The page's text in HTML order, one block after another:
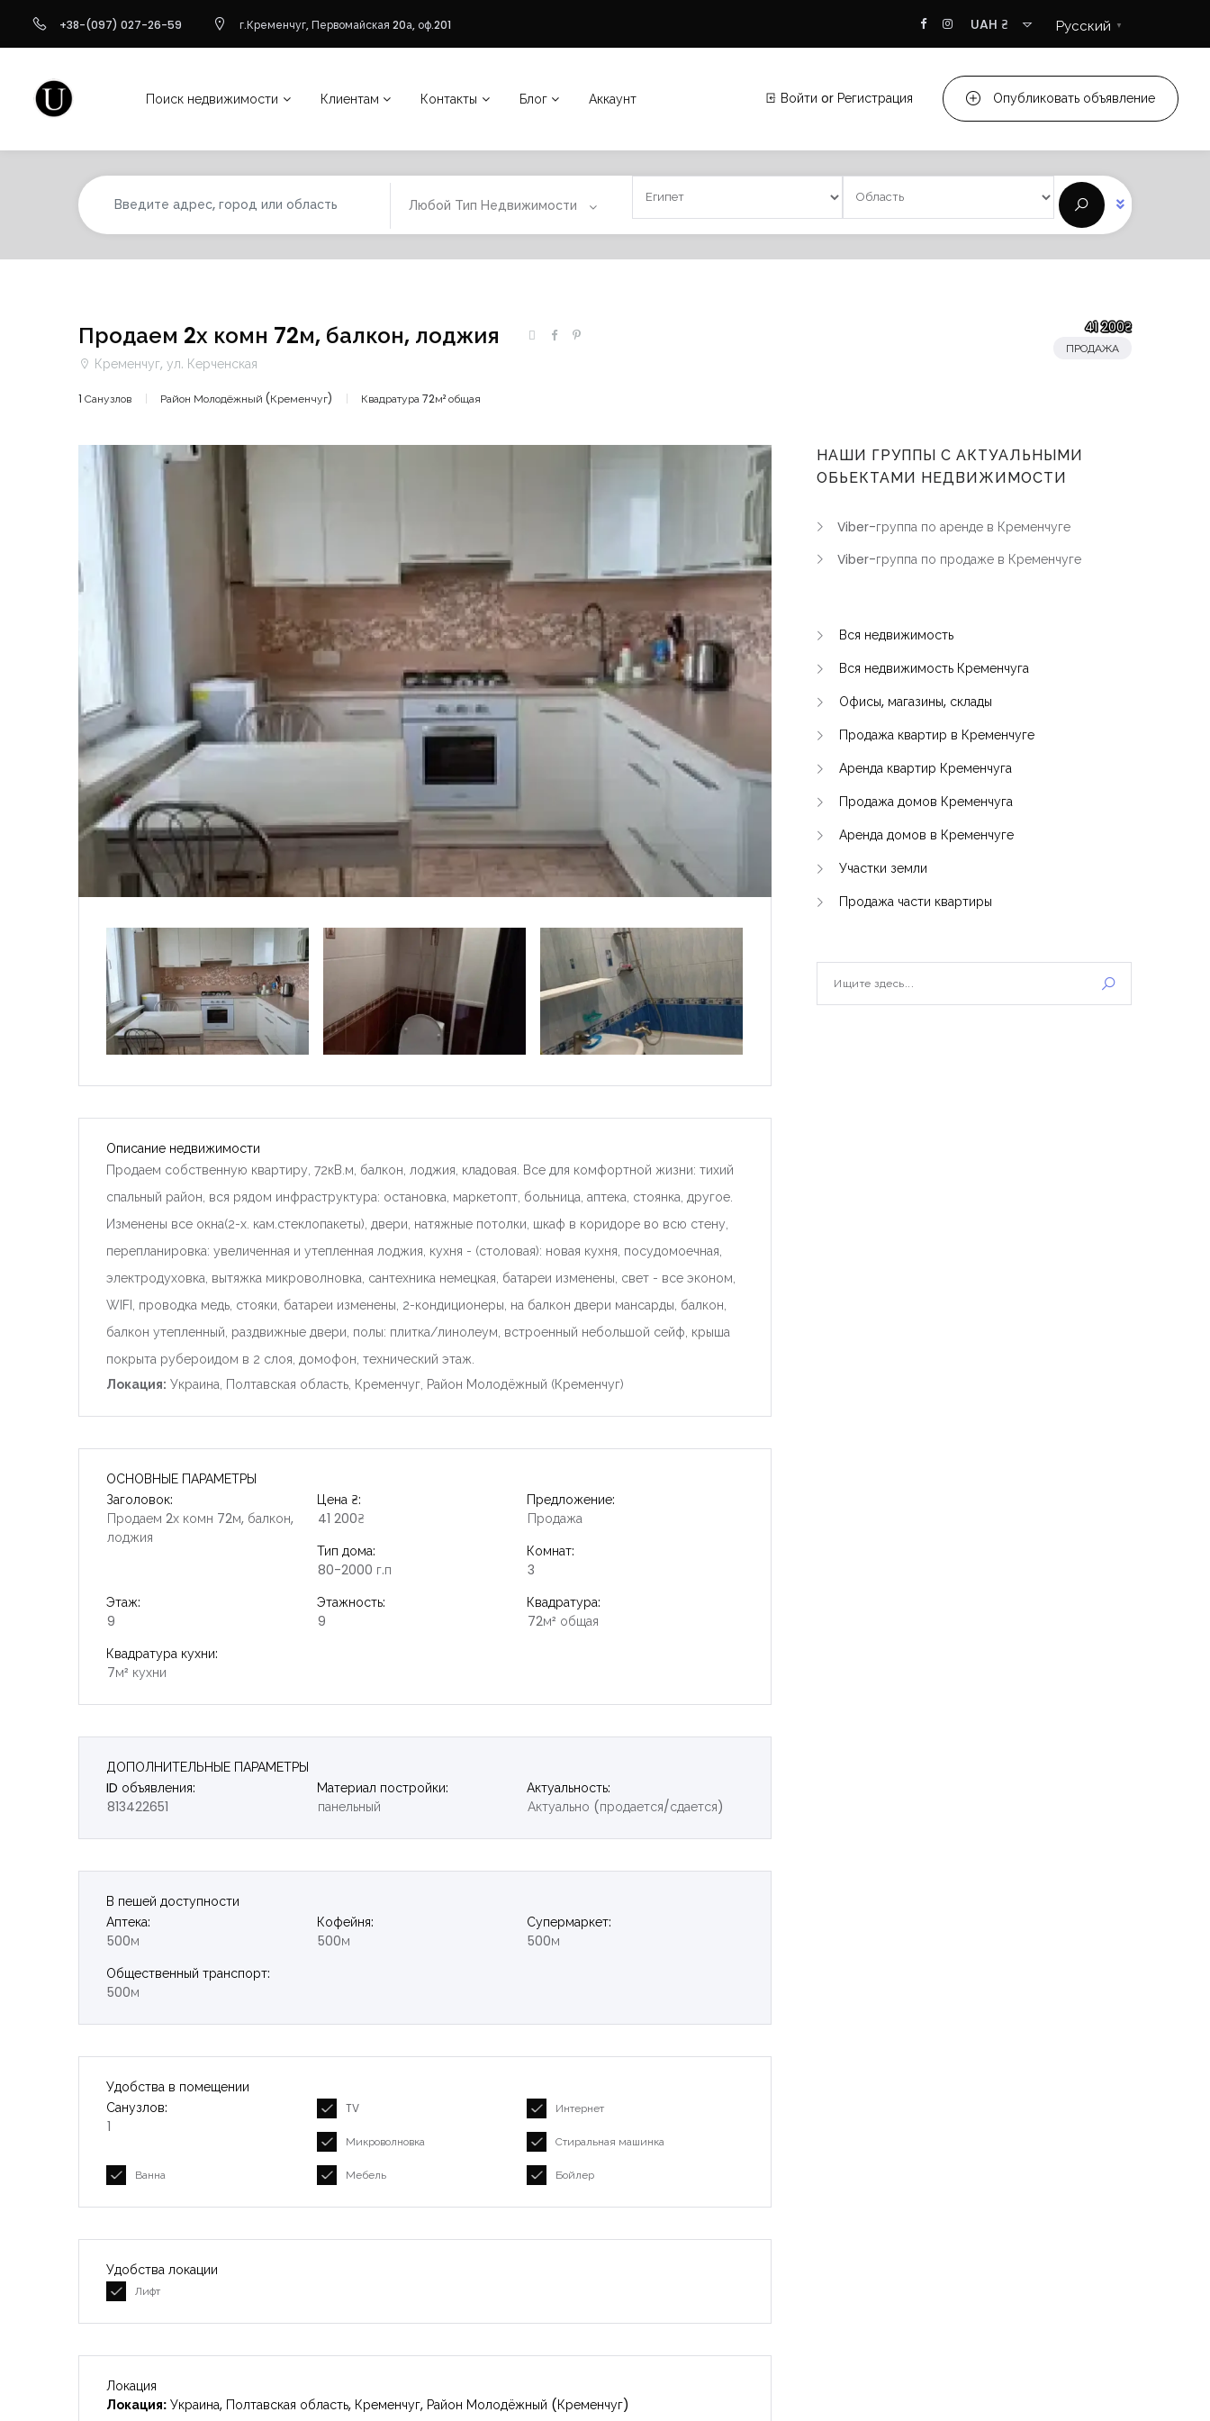
+38-(097) 027-26-59 г.Кременчуг, Первомайская 20а, оф.201 UAH ₴ Русский ▼
Поиск недвижимости Клиентам Контакты Блог Аккаунт Войти or Регистрация Опубликовать объявление
Любой Тип Недвижимости
Продаем 2х комн 72м, балкон, лоджия
Кременчуг, ул. Керченская
1 Санузлов Район Молодёжный (Кременчуг) Квадратура 72м² общая
41 200₴
ПРОДАЖА
Описание недвижимости
Продаем собственную квартиру, 72кВ.м, балкон, лоджия, кладовая. Все для комфортной жизни: тихий
спальный район, вся рядом инфраструктура: остановка, маркетопт, больница, аптека, стоянка, другое.
Изменены все окна(2-х. кам.стеклопакеты), двери, натяжные потолки, шкаф в коридоре во всю стену,
перепланировка: увеличенная и утепленная лоджия, кухня - (столовая): новая кухня, посудомоечная,
электродуховка, вытяжка микроволновка, сантехника немецкая, батареи изменены, свет - все эконом,
WIFI, проводка медь, стояки, батареи изменены, 2-кондиционеры, на балкон двери мансарды, балкон,
балкон утепленный, раздвижные двери, полы: плитка/линолеум, встроенный небольшой сейф, крыша
покрыта рубероидом в 2 слоя, домофон, технический этаж.
Локация: Украина, Полтавская область, Кременчуг, Район Молодёжный (Кременчуг)
ОСНОВНЫЕ ПАРАМЕТРЫ
Заголовок:
Продаем 2х комн 72м, балкон,
лоджия
Цена ₴:
41 200₴
Предложение:
Продажа
Тип дома:
80-2000 г.п
Комнат:
3
Этаж:
9
Этажность:
9
Квадратура:
72м² общая
Квадратура кухни:
7м² кухни
ДОПОЛНИТЕЛЬНЫЕ ПАРАМЕТРЫ
ID объявления:
813422651
Материал постройки:
панельный
Актуальность:
Актуально (продается/сдается)
В пешей доступности
Аптека:
500м
Кофейня:
500м
Супермаркет:
500м
Общественный транспорт:
500м
Удобства в помещении
Санузлов:
1
TV Интернет
Микроволновка Стиральная машинка
Ванна Мебель Бойлер
Удобства локации
Лифт
Локация
Локация: Украина, Полтавская область, Кременчуг, Район Молодёжный (Кременчуг)
НАШИ ГРУППЫ С АКТУАЛЬНЫМИ
ОБЬЕКТАМИ НЕДВИЖИМОСТИ
Viber-группа по аренде в Кременчуге
Viber-группа по продаже в Кременчуге
Вся недвижимость
Вся недвижимость Кременчуга
Офисы, магазины, склады
Продажа квартир в Кременчуге
Аренда квартир Кременчуга
Продажа домов Кременчуга
Аренда домов в Кременчуге
Участки земли
Продажа части квартиры